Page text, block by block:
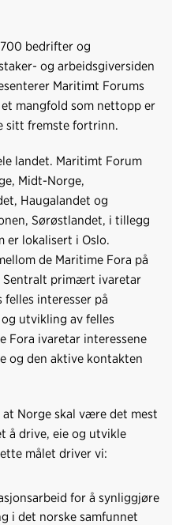
bedrifter og
og arbeidsgiversiden
Maritimt Forums
mangfold som nettopp er
sitt fremste fortrinn.
landet. Maritimt Forum
Midt-Norge,
Haugalandet og
Sørøstlandet, i tillegg
er lokalisert i Oslo.
de Maritime Fora på
Sentralt primært ivaretar
interesser på
utvikling av felles
Fora ivaretar interessene
og den aktive kontakten
Norge skal være det mest
å drive, eie og utvikle
målet driver vi:
for å synliggjøre
i det norske samfunnet